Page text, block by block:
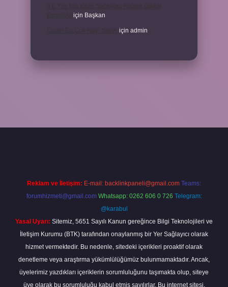
için Başkan
Cinler En Çok Neyi Sever için admin
Reklam ve İletişim: E-mail: backlinkpaneli@gmail.com Teams:
forumhizmeti@gmail.com Whatsapp: 0262 606 0 726 Telegram:
@karabul
Yasal Uyarı: Sitemiz, 5651 Sayılı Kanun gereğince Bilgi Teknolojileri ve
İletişim Kurumu (BTK) tarafından onaylanmış bir Yer Sağlayıcı olarak
hizmet vermektedir. Bu nedenle, sitedeki içerikleri proaktif olarak
denetleme veya araştırma yükümlülüğümüz bulunmamaktadır. Ancak,
üyelerimiz yazdıkları içeriklerin sorumluluğunu taşımakta olup, siteye
üye olarak bu sorumluluğu kabul etmiş sayılırlar. Bu internet sitesi,